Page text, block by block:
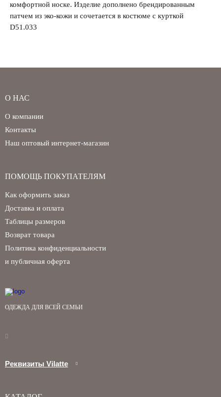
комфортной носке. Изделие дополнено брендированным
патчем из эко-кожи и сочетается в костюме с курткой
D51.033
ОДЕЖДА ДЛЯ ВСЕЙ СЕМЬИ
Реквизиты Vilatte
О НАС
О компании
Контакты
Наш оптовый интернет-магазин
ПОМОЩЬ ПОКУПАТЕЛЯМ
Как оформить заказ
Доставка и оплата
Таблицы размеров
Возврат товара
Политика конфиденциальности
и публичная оферта